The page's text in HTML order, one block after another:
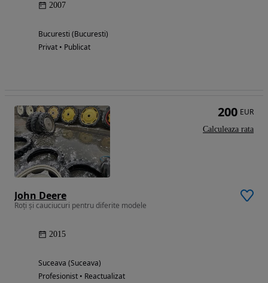
2007
Bucuresti (Bucuresti)
Privat • Publicat
John Deere
Roți și cauciucuri pentru diferite modele
2015
Suceava (Suceava)
Profesionist • Reactualizat
200 EUR
Calculeaza rata